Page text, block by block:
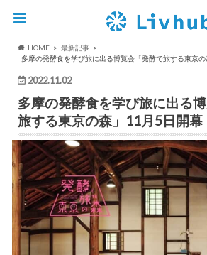
HOME
最新記事
多摩の発酵食を学び旅に出る博覧会「発酵で旅する東京
2022.11.02
多摩の発酵食を学び旅に出る
旅する東京の森」11月5日開幕